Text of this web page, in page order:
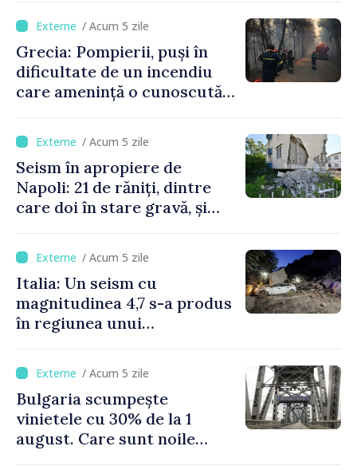
/ Acum 5 zile
Grecia: Pompierii, puși în
dificultate de un incendiu
care amenință o cunoscută
/ Acum 5 zile
Seism în apropiere de
Napoli: 21 de răniți, dintre
care doi în stare gravă, și
/ Acum 5 zile
Italia: Un seism cu
magnitudinea 4,7 s-a produs
în regiunea unui
de Napoli
/ Acum 5 zile
Bulgaria scumpește
vinietele cu 30% de la 1
august. Care sunt noile